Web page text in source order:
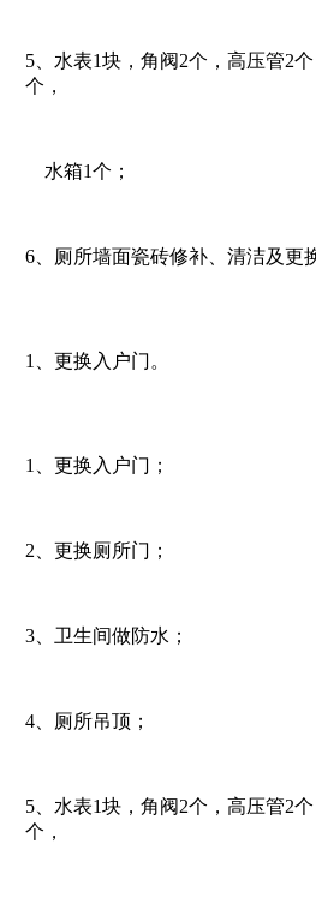
5、 水表1块，角阀2个，高压管2
个，
水箱1个；
6、 厕所墙面瓷砖修补、清洁及更
1 、更换入户门。
1、更换入户门；
2、更换厕所门；
3、 卫生间做防水；
4 、厕所吊顶；
5 、水表1块，角阀2个，高压管2
个，